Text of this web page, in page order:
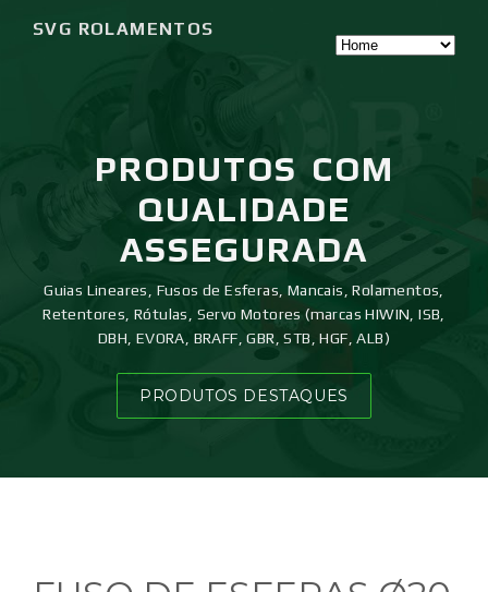
SVG ROLAMENTOS
PRODUTOS COM
QUALIDADE
ASSEGURADA
Guias Lineares, Fusos de Esferas, Mancais, Rolamentos,
Retentores, Rótulas, Servo Motores (marcas HIWIN, ISB,
DBH, EVORA, BRAFF, GBR, STB, HGF, ALB)
PRODUTOS DESTAQUES